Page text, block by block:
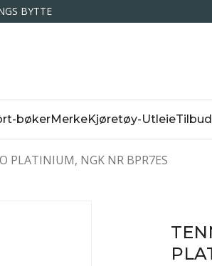
BYTTE
bøkerMerkeKjøretøy-UtleieTilbud
PLATINIUM, NGK NR BPR7ES